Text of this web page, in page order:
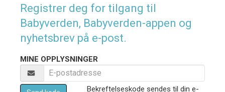
Registrer deg for tilgang til
Babyverden, Babyverden-appen og
nyhetsbrev på e-post.
MINE OPPLYSNINGER
Bekreftelseskode sendes til din e-